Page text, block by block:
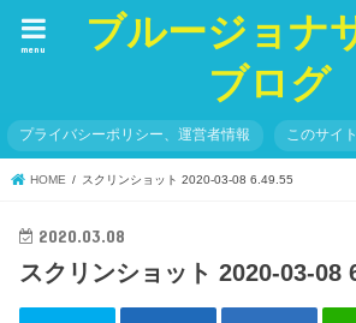
ブルージョナ
ブログ
menu
プライバシーポリシー、運営者情報 このサイ
HOME スクリンショット 2020-03-08 6.49.55
2020.03.08
スクリンショット 2020-03-08